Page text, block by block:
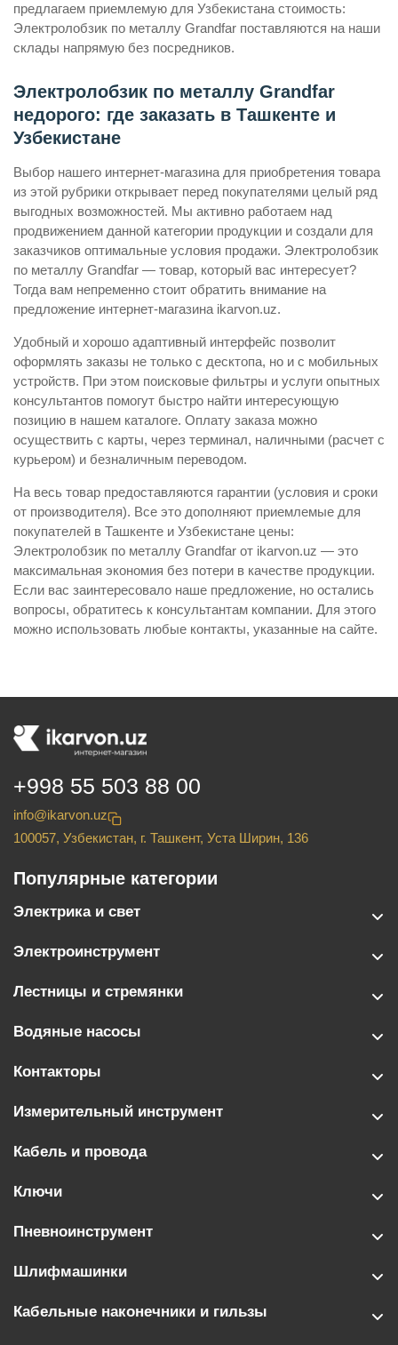
предлагаем приемлемую для Узбекистана стоимость:
Электролобзик по металлу Grandfar поставляются на наши
склады напрямую без посредников.
Электролобзик по металлу Grandfar
недорого: где заказать в Ташкенте и
Узбекистане
Выбор нашего интернет-магазина для приобретения товара
из этой рубрики открывает перед покупателями целый ряд
выгодных возможностей. Мы активно работаем над
продвижением данной категории продукции и создали для
заказчиков оптимальные условия продажи. Электролобзик
по металлу Grandfar — товар, который вас интересует?
Тогда вам непременно стоит обратить внимание на
предложение интернет-магазина ikarvon.uz.
Удобный и хорошо адаптивный интерфейс позволит
оформлять заказы не только с десктопа, но и с мобильных
устройств. При этом поисковые фильтры и услуги опытных
консультантов помогут быстро найти интересующую
позицию в нашем каталоге. Оплату заказа можно
осуществить с карты, через терминал, наличными (расчет с
курьером) и безналичным переводом.
На весь товар предоставляются гарантии (условия и сроки
от производителя). Все это дополняют приемлемые для
покупателей в Ташкенте и Узбекистане цены:
Электролобзик по металлу Grandfar от ikarvon.uz — это
максимальная экономия без потери в качестве продукции.
Если вас заинтересовало наше предложение, но остались
вопросы, обратитесь к консультантам компании. Для этого
можно использовать любые контакты, указанные на сайте.
+998 55 503 88 00
info@ikarvon.uz
100057, Узбекистан, г. Ташкент, Уста Ширин, 136
Популярные категории
Электрика и свет
Электроинструмент
Лестницы и стремянки
Водяные насосы
Контакторы
Измерительный инструмент
Кабель и провода
Ключи
Пневноинструмент
Шлифмашинки
Кабельные наконечники и гильзы